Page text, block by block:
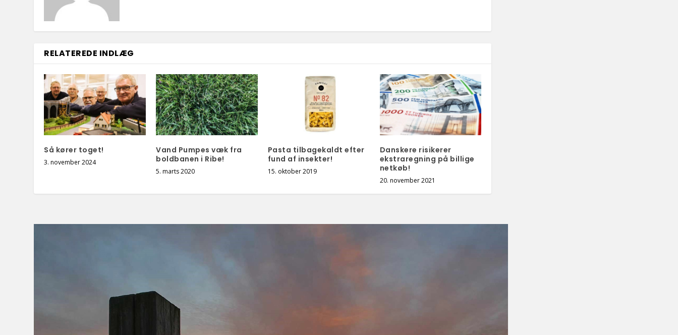
RELATEREDE INDLÆG
Så kører toget!
3. november 2024
Vand Pumpes væk fra
boldbanen i Ribe!
5. marts 2020
Pasta tilbagekaldt efter
fund af insekter!
15. oktober 2019
Danskere risikerer
ekstraregning på billige
netkøb!
20. november 2021